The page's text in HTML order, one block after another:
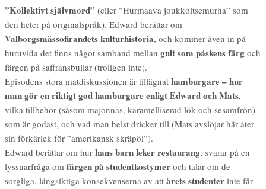
”Kollektivt självmord” (eller ”Hurmaava joukkoitsemurha” som
den heter på originalspråk). Edward berättar om
Valborgsmässofirandets kulturhistoria, och kommer även in på
huruvida det finns något samband mellan gult som påskens färg och
färgen på saffransbullar (troligen inte).
Episodens stora matdiskussionen är tillägnat hamburgare – hur
man gör en riktigt god hamburgare enligt Edward och Mats,
vilka tillbehör (såsom majonnäs, karamelliserad lök och sesamfrön)
som är godast, och vad man helst dricker till (Mats avslöjar här åter
sin förkärlek för ”amerikansk skräpöl”).
Edward berättar om hur hans barn leker restaurang, svarar på en
lyssnarfråga om färgen på studentkostymer och talar om de
sorgliga, långsiktiga konsekvenserna av att årets studenter inte får